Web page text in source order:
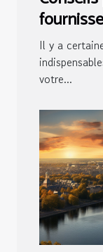
Il y a
votre...